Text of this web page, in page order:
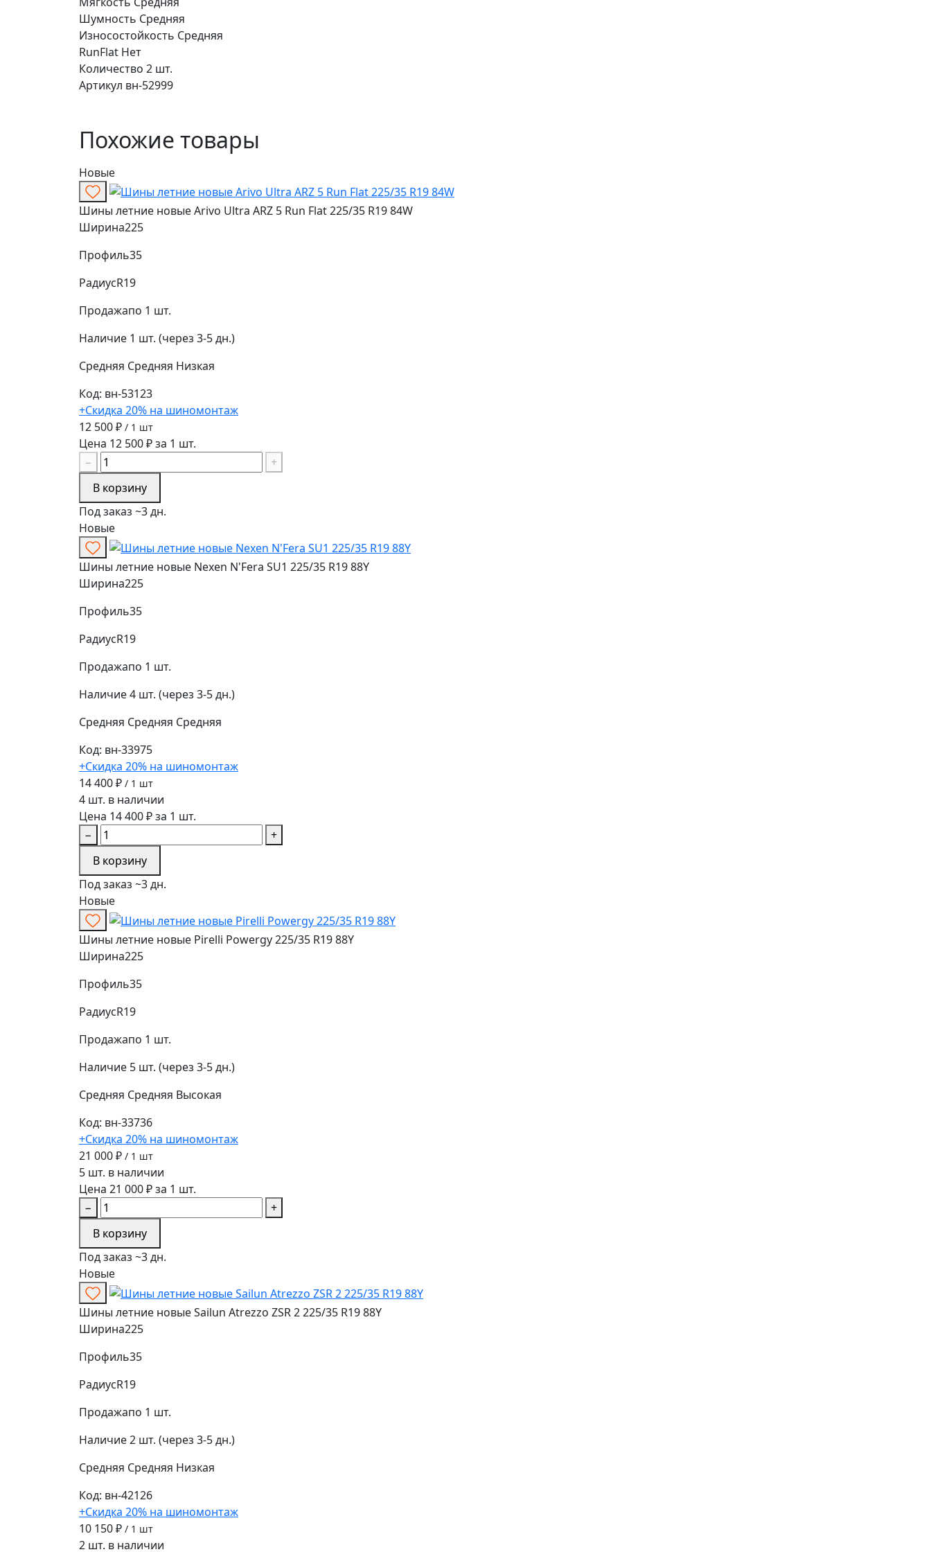
Шумность Средняя
Износостойкость Средняя
RunFlat Нет
Количество 2 шт.
Артикул вн-52999
Похожие товары
Новые
Шины летние новые Arivo Ultra ARZ 5 Run Flat 225/35 R19 84W
Ширина225
Профиль35
РадиусR19
Продажапо 1 шт.
Наличие 1 шт. (через 3-5 дн.)
Средняя Средняя Низкая
Код: вн-53123
+Скидка 20% на шиномонтаж
12 500 ₽ / 1 шт
Цена 12 500 ₽ за 1 шт.
−
+
В корзину
Под заказ ~3 дн.
Новые
Шины летние новые Nexen N'Fera SU1 225/35 R19 88Y
Ширина225
Профиль35
РадиусR19
Продажапо 1 шт.
Наличие4 шт. (через 3-5 дн.)
Средняя Средняя Средняя
Код: вн-33975
+Скидка 20% на шиномонтаж
14 400 ₽ / 1 шт
4 шт. в наличии
Цена 14 400 ₽ за 1 шт.
−
+
В корзину
Под заказ ~3 дн.
Новые
Шины летние новые Pirelli Powergy 225/35 R19 88Y
Ширина225
Профиль35
РадиусR19
Продажапо 1 шт.
Наличие 5 шт. (через 3-5 дн.)
Средняя Средняя Высокая
Код: вн-33736
+Скидка 20% на шиномонтаж
21 000 ₽ / 1 шт
5 шт. в наличии
Цена 21 000 ₽ за 1 шт.
−
+
В корзину
Под заказ ~3 дн.
Новые
Шины летние новые Sailun Atrezzo ZSR 2 225/35 R19 88Y
Ширина225
Профиль35
РадиусR19
Продажапо 1 шт.
Наличие2 шт. (через 3-5 дн.)
Средняя Средняя Низкая
Код: вн-42126
+Скидка 20% на шиномонтаж
10 150 ₽ / 1 шт
2 шт. в наличии